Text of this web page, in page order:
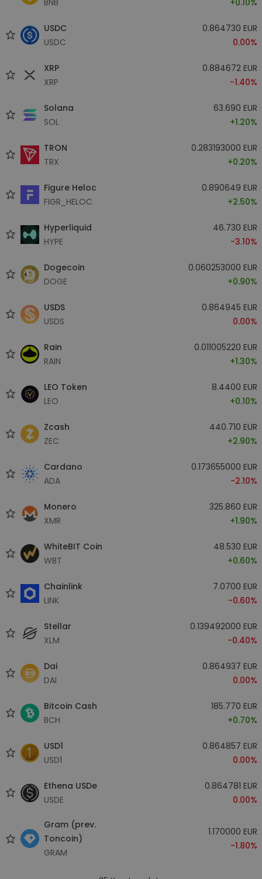
USDC
USDC
0.864730 EUR
0.00%
XRP
XRP
0.884672 EUR
-1.40%
Solana
SOL
63.690 EUR
+1.20%
TRON
TRX
0.283193000 EUR
+0.20%
Figure Heloc
FIGR_HELOC
0.890649 EUR
+2.50%
Hyperliquid
HYPE
46.730 EUR
-3.10%
Dogecoin
DOGE
0.060253000 EUR
+0.90%
USDS
USDS
0.864945 EUR
0.00%
Rain
RAIN
0.011005220 EUR
+1.30%
LEO Token
LEO
8.4400 EUR
+0.10%
Zcash
ZEC
440.710 EUR
+2.90%
Cardano
ADA
0.173655000 EUR
-2.10%
Monero
XMR
325.860 EUR
+1.90%
WhiteBIT Coin
WBT
48.530 EUR
+0.60%
Chainlink
LINK
7.0700 EUR
-0.60%
Stellar
XLM
0.139492000 EUR
-0.40%
Dai
DAI
0.864937 EUR
0.00%
Bitcoin Cash
BCH
185.770 EUR
+0.70%
USD1
USD1
0.864857 EUR
0.00%
Ethena USDe
USDE
0.864781 EUR
0.00%
Gram (prev.
Toncoin)
GRAM
1.170000 EUR
-1.80%